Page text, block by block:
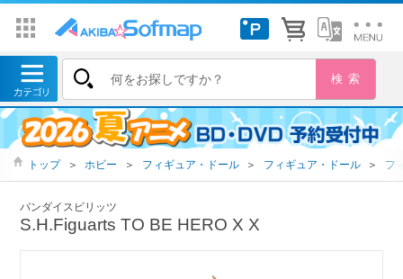
トップ ＞ ホビー ＞ フィギュア・ドール ＞ フィギュア・ドール ＞ フ
バンダイスピリッツ
S.H.Figuarts TO BE HERO X X